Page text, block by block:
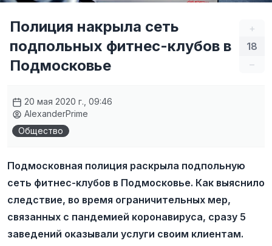
+
18
–
Полиция накрыла сеть
подпольных фитнес-клубов в
Подмосковье
20 мая 2020 г., 09:46
AlexanderPrime
Общество
Подмосковная полиция раскрыла подпольную
сеть фитнес-клубов в Подмосковье. Как выяснило
следствие, во время ограничительных мер,
связанных с пандемией коронавируса, сразу 5
заведений оказывали услуги своим клиентам.